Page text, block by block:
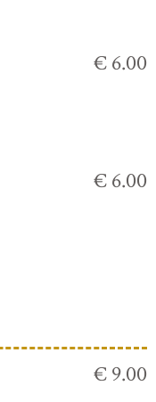
€ 6.00
€ 6.00
€ 9.00